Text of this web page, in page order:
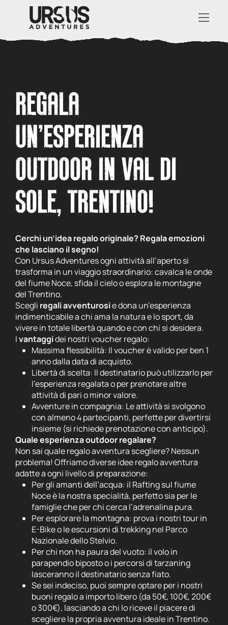
REGALA
UN’ESPERIENZA
OUTDOOR IN VAL DI
SOLE, TRENTINO!
Cerchi un’idea regalo originale? Regala emozioni
che lasciano il segno!
Con Ursus Adventures ogni attività all’aperto si
trasforma in un viaggio straordinario: cavalca le onde
del fiume Noce, sfida il cielo o esplora le montagne
del Trentino.
Scegli regali avventurosie dona un’esperienza
indimenticabile a chi ama la natura e lo sport, da
vivere in totale libertà quando e con chi si desidera.
Ivantaggidei nostri voucher regalo:
Massima flessibilità: Il voucher è valido per ben 1
anno dalla data di acquisto.
Libertà di scelta: Il destinatario può utilizzarlo per
l’esperienza regalata o per prenotare altre
attività di pari o minor valore.
Avventure in compagnia: Le attività si svolgono
con almeno 4 partecipanti, perfette per divertirsi
insieme (si richiede prenotazione con anticipo).
Quale esperienza outdoor regalare?
Non sai quale regalo avventura scegliere? Nessun
problema! Offriamo diverse idee regalo avventura
adatte a ogni livello di preparazione:
Per gli amanti dell’acqua: il Rafting sul fiume
Noce è la nostra specialità, perfetto sia per le
famiglie che per chi cerca l’adrenalina pura.
Per esplorare la montagna: prova i nostri tour in
E-Bike o le escursioni di trekking nel Parco
Nazionale dello Stelvio.
Per chi non ha paura del vuoto: il volo in
parapendio biposto o i percorsi di tarzaning
lasceranno il destinatario senza fiato.
Se sei indeciso, puoi sempre optare per i nostri
buoni regalo a importo libero (da 50€, 100€, 200€
o 300€), lasciando a chi lo riceve il piacere di
scegliere la propria avventura ideale in Trentino.